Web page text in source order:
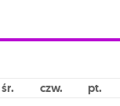
śr czw pt